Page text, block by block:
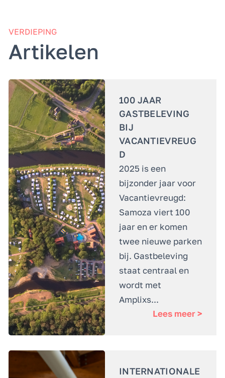
VERDIEPING
Artikelen
100 JAAR
GASTBELEVING
BIJ
VACANTIEVREUG
D
2025 is een
bijzonder jaar voor
Vacantievreugd:
Samoza viert 100
jaar en er komen
twee nieuwe parken
bij. Gastbeleving
staat centraal en
wordt met
Amplixs...
Lees meer >
INTERNATIONALE